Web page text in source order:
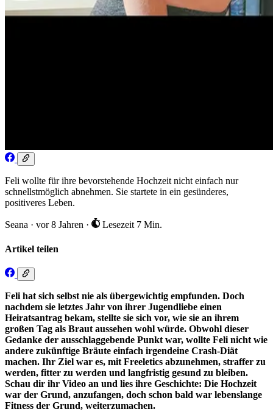
Feli wollte für ihre bevorstehende Hochzeit nicht einfach nur
schnellstmöglich abnehmen. Sie startete in ein gesünderes,
positiveres Leben.
Seana · vor 8 Jahren · Lesezeit 7 Min.
Artikel teilen
Feli hat sich selbst nie als übergewichtig empfunden. Doch
nachdem sie letztes Jahr von ihrer Jugendliebe einen
Heiratsantrag bekam, stellte sie sich vor, wie sie an ihrem
großen Tag als Braut aussehen wohl würde. Obwohl dieser
Gedanke der ausschlaggebende Punkt war, wollte Feli nicht wie
andere zukünftige Bräute einfach irgendeine Crash-Diät
machen. Ihr Ziel war es, mit Freeletics abzunehmen, straffer zu
werden, fitter zu werden und langfristig gesund zu bleiben.
Schau dir ihr Video an und lies ihre Geschichte: Die Hochzeit
war der Grund, anzufangen, doch schon bald war lebenslange
Fitness der Grund, weiterzumachen.